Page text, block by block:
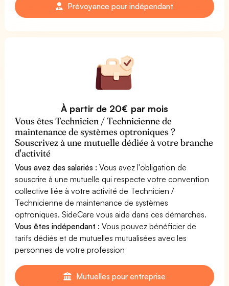
Prévoyance pour indépendant
À partir de 20€ par mois
Vous êtes Technicien / Technicienne de
maintenance de systèmes optroniques ?
Souscrivez à une mutuelle dédiée à votre branche
d'activité
Vous avez des salariés : Vous avez l'obligation de
souscrire à une mutuelle qui respecte votre convention
collective liée à votre activité de Technicien /
Technicienne de maintenance de systèmes
optroniques. SideCare vous aide dans ces démarches.
Vous êtes indépendant : Vous pouvez bénéficier de
tarifs dédiés et de mutuelles mutualisées avec les
personnes de votre profession
Mutuelles pour entreprise